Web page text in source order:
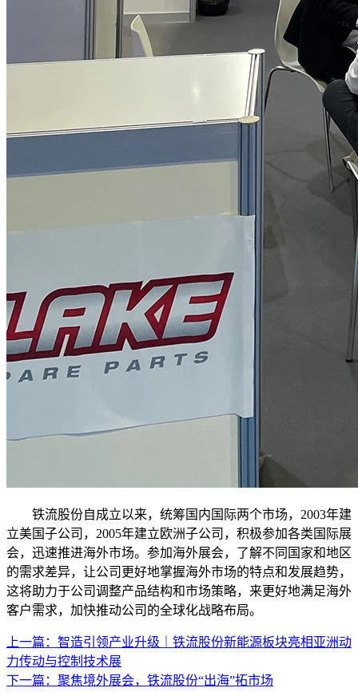
铁流股份自成立以来，统筹国内国际两个市场，2003年建
立美国子公司，2005年建立欧洲子公司，积极参加各类国际展
会，迅速推进海外市场。参加海外展会，了解不同国家和地区
的需求差异，让公司更好地掌握海外市场的特点和发展趋势，
这将助力于公司调整产品结构和市场策略，来更好地满足海外
客户需求，加快推动公司的全球化战略布局。
上一篇：智造引领产业升级｜铁流股份新能源板块亮相亚洲动
力传动与控制技术展
下一篇：聚焦境外展会，铁流股份“出海”拓市场